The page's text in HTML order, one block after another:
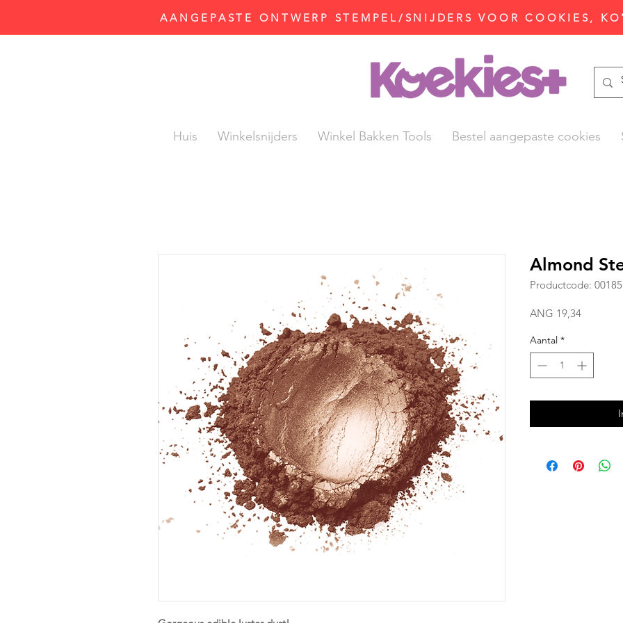
AANGEPASTE ONTWERP STEMPEL/SNIJDERS VOOR COOKIES,
Huis Winkelsnijders Winkel Bakken Tools Bestel aangepaste cookies
Almond
Productcode: 00185
ANG 19,34Prijs
Aantal *